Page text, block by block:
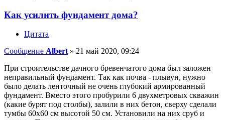
Как усилить фундамент дома?
Цитата
Сообщение Albert » 21 май 2020, 09:24
При строительстве дачного бревенчатого дома был заложен
неправильный фундамент. Так как почва - плывун, нужно
было делать ленточный не очень глубокий армированный
фундамент. Вместо этого пробурили 6 двухметровых скважин
(какие бурят под столбы), залили в них бетон, сверху сделали
тумбы 60х60 см высотой 50 см. Установили на них сруб и